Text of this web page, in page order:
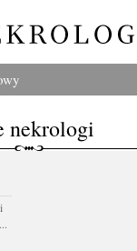
nekrologi